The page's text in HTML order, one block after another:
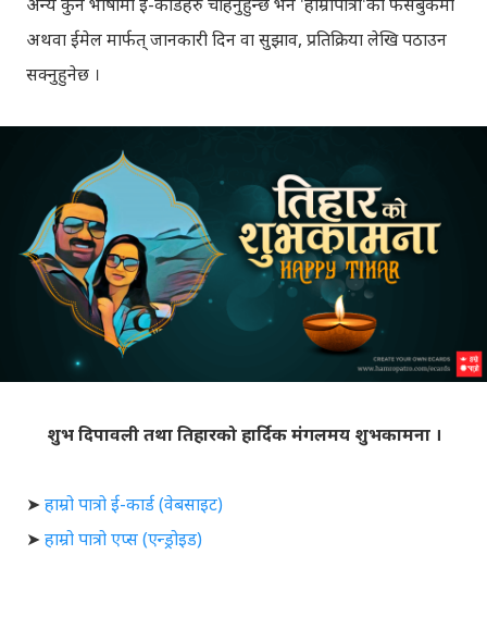
अथवा ईमेल मार्फत् जानकारी दिन वा सुझाव, प्रतिक्रिया लेखि पठाउन
सक्नुहुनेछ ।
शुभ दिपावली तथा तिहारको हार्दिक मंगलमय शुभकामना ।
➤ हाम्रो पात्रो ई-कार्ड (वेबसाइट)
➤ हाम्रो पात्रो एप्स (एन्ड्रोइड)